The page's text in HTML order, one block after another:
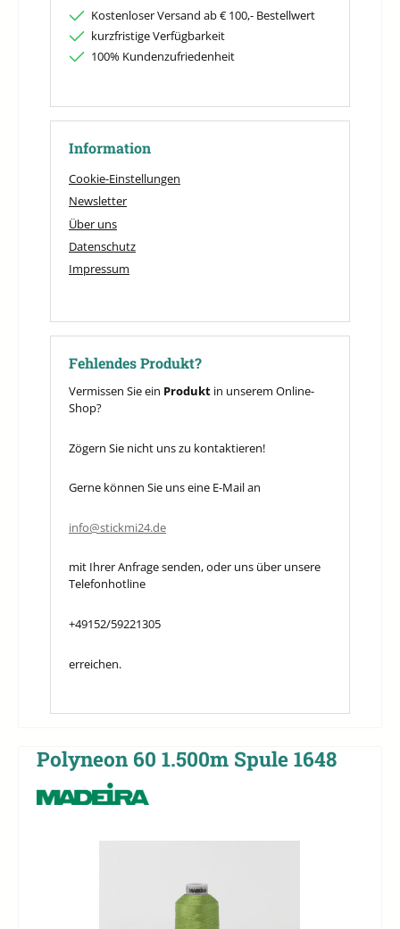
Kostenloser Versand ab € 100,- Bestellwert
kurzfristige Verfügbarkeit
100% Kundenzufriedenheit
Information
Cookie-Einstellungen
Newsletter
Über uns
Datenschutz
Impressum
Fehlendes Produkt?
Vermissen Sie ein Produkt in unserem Online-
Shop?
Zögern Sie nicht uns zu kontaktieren!
Gerne können Sie uns eine E-Mail an
info@stickmi24.de
mit Ihrer Anfrage senden, oder uns über unsere
Telefonhotline
+49152/59221305
erreichen.
Polyneon 60 1.500m Spule 1648